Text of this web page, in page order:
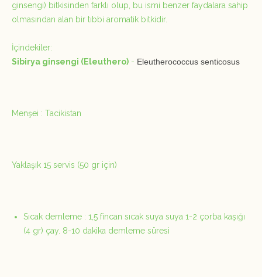
ginsengi) bitkisinden farklı olup, bu ismi benzer faydalara sahip
olmasından alan bir tıbbi aromatik bitkidir.
İçindekiler:
Sibirya ginsengi (Eleuthero) - Eleutherococcus senticosus
Menşei : Tacikistan
Yaklaşık 15 servis (50 gr için)
Sıcak demleme : 1,5 fincan sıcak suya suya 1-2 çorba kaşığı
(4 gr) çay. 8-10 dakika demleme süresi